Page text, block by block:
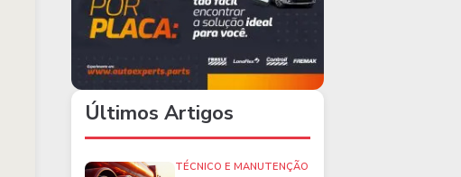
Últimos Artigos
TÉCNICO E MANUTENÇÃO